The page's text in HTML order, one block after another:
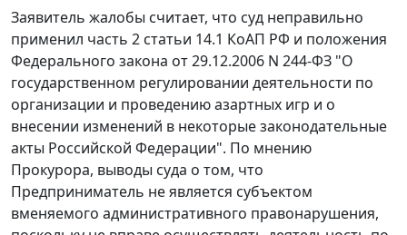
Заявитель жалобы считает, что суд неправильно
применил часть 2 статьи 14.1 КоАП РФ и положения
Федерального закона от 29.12.2006 N 244-ФЗ "О
государственном регулировании деятельности по
организации и проведению азартных игр и о
внесении изменений в некоторые законодательные
акты Российской Федерации". По мнению
Прокурора, выводы суда о том, что
Предприниматель не является субъектом
вменяемого административного правонарушения,